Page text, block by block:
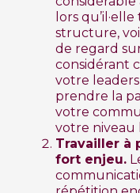
lors
structure,
de regard
considérant
votre
prendre la
votre
votre niveau
Travailler à
fort enjeu.